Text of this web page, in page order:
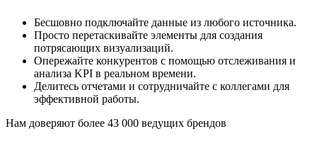
Бесшовно подключайте данные из любого источника.
Просто перетаскивайте элементы для создания
потрясающих визуализаций.
Опережайте конкурентов с помощью отслеживания и
анализа KPI в реальном времени.
Делитесь отчетами и сотрудничайте с коллегами для
эффективной работы.
Нам доверяют более 43 000 ведущих брендов